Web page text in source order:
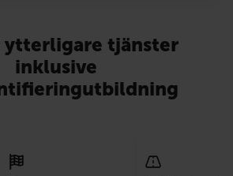
ytterligare tjänster
inklusive